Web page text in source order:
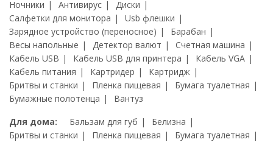
Ночники
Антивирус
Диски
Салфетки для монитора
Usb флешки
Зарядное устройство (переносное)
Барабан
Весы напольные
Детектор валют
Счетная машина
Кабель USB
Кабель USB для принтера
Кабель VGA
Кабель питания
Картридер
Картридж
Бритвы и станки
Пленка пищевая
Бумага туалетная
Бумажные полотенца
Вантуз
Для дома:
Бальзам для губ
Белизна
Бритвы и станки
Пленка пищевая
Бумага туалетная